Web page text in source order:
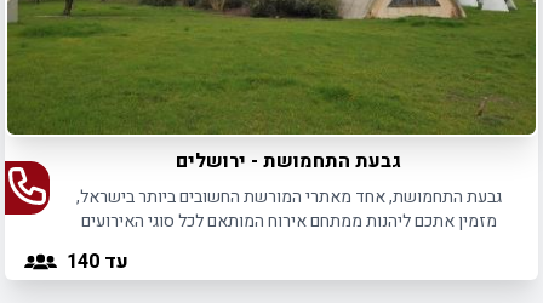
גבעת התחמושת - ירושלים
גבעת התחמושת, אחד מאתרי המורשת החשובים ביותר בישראל,
מזמין אתכם ליהנות ממתחם אירוח המותאם לכל סוגי האירועים
עד 140